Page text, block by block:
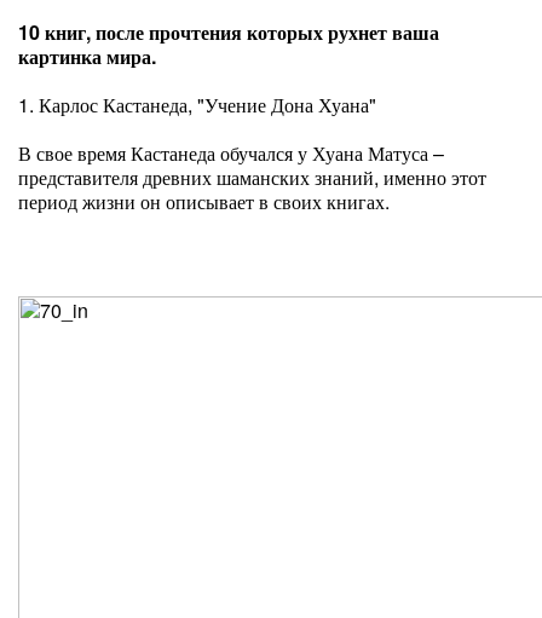
10 книг, после прочтения которых рухнет ваша
картинка мира.
1. Карлос Кастанеда, "Учение Дона Хуана"
В свое время Кастанеда обучался у Хуана Матуса –
представителя древних шаманских знаний, именно этот
период жизни он описывает в своих книгах.